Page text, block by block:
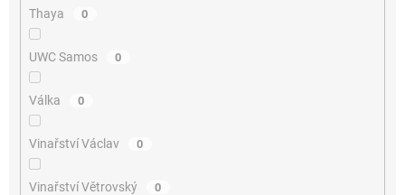
Thaya 0
UWC Samos 0
Válka 0
Vinařství Václav 0
Vinařství Větrovský 0